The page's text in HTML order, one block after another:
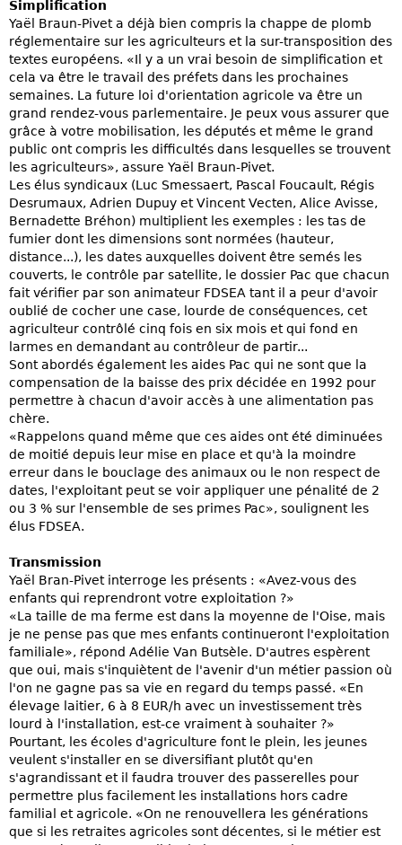
Simplification
Yaël Braun-Pivet a déjà bien compris la chappe de plomb
réglementaire sur les agriculteurs et la sur-transposition des
textes européens. «Il y a un vrai besoin de simplification et
cela va être le travail des préfets dans les prochaines
semaines. La future loi d'orientation agricole va être un
grand rendez-vous parlementaire. Je peux vous assurer que
grâce à votre mobilisation, les députés et même le grand
public ont compris les difficultés dans lesquelles se trouvent
les agriculteurs», assure Yaël Braun-Pivet.
Les élus syndicaux (Luc Smessaert, Pascal Foucault, Régis
Desrumaux, Adrien Dupuy et Vincent Vecten, Alice Avisse,
Bernadette Bréhon) multiplient les exemples : les tas de
fumier dont les dimensions sont normées (hauteur,
distance...), les dates auxquelles doivent être semés les
couverts, le contrôle par satellite, le dossier Pac que chacun
fait vérifier par son animateur FDSEA tant il a peur d'avoir
oublié de cocher une case, lourde de conséquences, cet
agriculteur contrôlé cinq fois en six mois et qui fond en
larmes en demandant au contrôleur de partir...
Sont abordés également les aides Pac qui ne sont que la
compensation de la baisse des prix décidée en 1992 pour
permettre à chacun d'avoir accès à une alimentation pas
chère.
«Rappelons quand même que ces aides ont été diminuées
de moitié depuis leur mise en place et qu'à la moindre
erreur dans le bouclage des animaux ou le non respect de
dates, l'exploitant peut se voir appliquer une pénalité de 2
ou 3 % sur l'ensemble de ses primes Pac», soulignent les
élus FDSEA.
Transmission
Yaël Bran-Pivet interroge les présents : «Avez-vous des
enfants qui reprendront votre exploitation ?»
«La taille de ma ferme est dans la moyenne de l'Oise, mais
je ne pense pas que mes enfants continueront l'exploitation
familiale», répond Adélie Van Butsèle. D'autres espèrent
que oui, mais s'inquiètent de l'avenir d'un métier passion où
l'on ne gagne pas sa vie en regard du temps passé. «En
élevage laitier, 6 à 8 EUR/h avec un investissement très
lourd à l'installation, est-ce vraiment à souhaiter ?»
Pourtant, les écoles d'agriculture font le plein, les jeunes
veulent s'installer en se diversifiant plutôt qu'en
s'agrandissant et il faudra trouver des passerelles pour
permettre plus facilement les installations hors cadre
familial et agricole. «On ne renouvellera les générations
que si les retraites agricoles sont décentes, si le métier est